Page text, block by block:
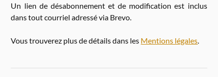
Un lien de désabonnement et de modification est inclus
dans tout courriel adressé via Brevo.
Vous trouverez plus de détails dans les Mentions légales.